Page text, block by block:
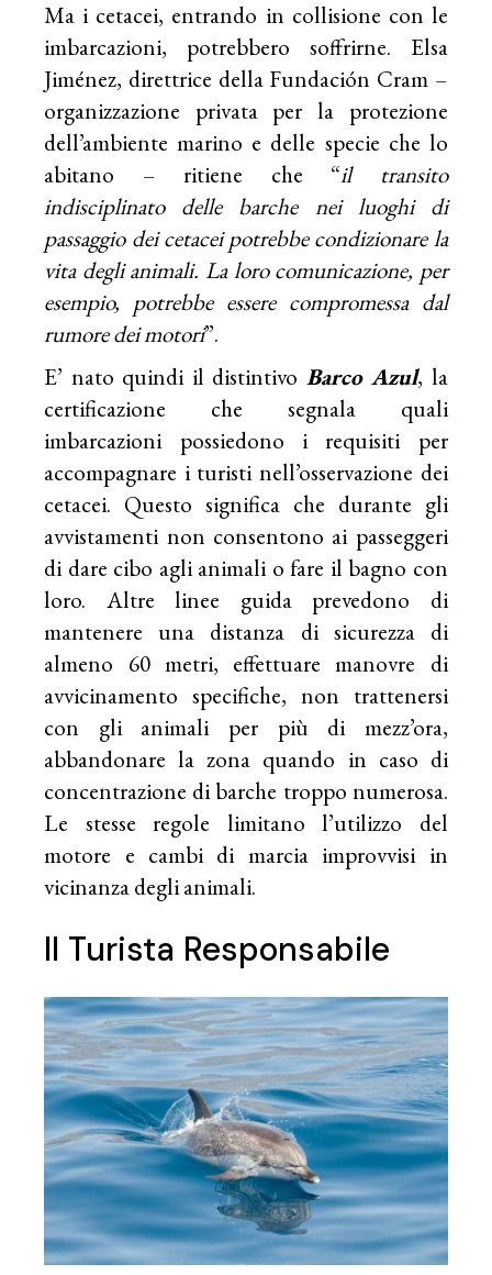
Ma i cetacei, entrando in collisione con le
imbarcazioni, potrebbero soffrirne. Elsa
Jiménez, direttrice della Fundación Cram –
organizzazione privata per la protezione
dell’ambiente marino e delle specie che lo
abitano – ritiene che “il transito
indisciplinato delle barche nei luoghi di
passaggio dei cetacei potrebbe condizionare la
vita degli animali. La loro comunicazione, per
esempio, potrebbe essere compromessa dal
rumore dei motori”.
E’ nato quindi il distintivo Barco Azul, la
certificazione che segnala quali
imbarcazioni possiedono i requisiti per
accompagnare i turisti nell’osservazione dei
cetacei. Questo significa che durante gli
avvistamenti non consentono ai passeggeri
di dare cibo agli animali o fare il bagno con
loro. Altre linee guida prevedono di
mantenere una distanza di sicurezza di
almeno 60 metri, effettuare manovre di
avvicinamento specifiche, non trattenersi
con gli animali per più di mezz’ora,
abbandonare la zona quando in caso di
concentrazione di barche troppo numerosa.
Le stesse regole limitano l’utilizzo del
motore e cambi di marcia improvvisi in
vicinanza degli animali.
Il Turista Responsabile